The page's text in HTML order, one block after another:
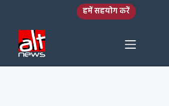
हमें सहयोग करें